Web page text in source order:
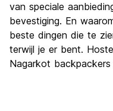
van speciale
bevestiging. En
beste dingen die te
terwijl je er bent.
Nagarkot backpackers